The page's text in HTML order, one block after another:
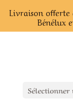
Sélectionner
Livraison offerte
Bénélux